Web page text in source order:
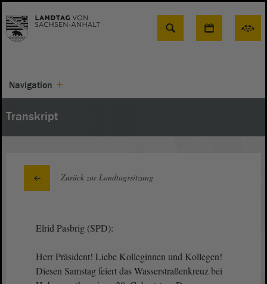
Suche
Navigation
Transkript
Zurück zur Landtagssitzung
Elrid Pasbrig (SPD):
Herr Präsident! Liebe Kolleginnen und Kollegen!
Diesen Samstag feiert das Wasserstraßenkreuz bei